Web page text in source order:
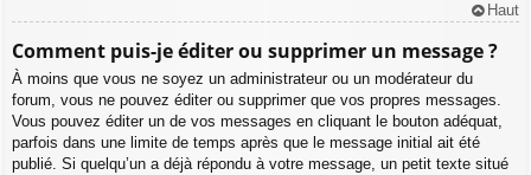
Haut
Comment puis-je éditer ou supprimer un message ?
À moins que vous ne soyez un administrateur ou un modérateur du
forum, vous ne pouvez éditer ou supprimer que vos propres messages.
Vous pouvez éditer un de vos messages en cliquant le bouton adéquat,
parfois dans une limite de temps après que le message initial ait été
publié. Si quelqu’un a déjà répondu à votre message, un petit texte situé